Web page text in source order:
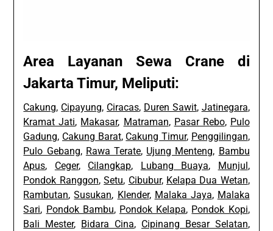
Area Layanan Sewa Crane di
Jakarta Timur, Meliputi:
Cakung, Cipayung, Ciracas, Duren Sawit, Jatinegara,
Kramat Jati, Makasar, Matraman, Pasar Rebo, Pulo
Gadung, Cakung Barat, Cakung Timur, Penggilingan,
Pulo Gebang, Rawa Terate, Ujung Menteng, Bambu
Apus, Ceger, Cilangkap, Lubang Buaya, Munjul ,
Pondok Ranggon,Setu, Cibubur, Kelapa Dua Wetan,
Rambutan,Susukan, Klender, Malaka Jaya, Malaka
Sari, Pondok Bambu, Pondok Kelapa, Pondok Kopi,
Bali Mester, Bidara Cina, Cipinang Besar Selatan,